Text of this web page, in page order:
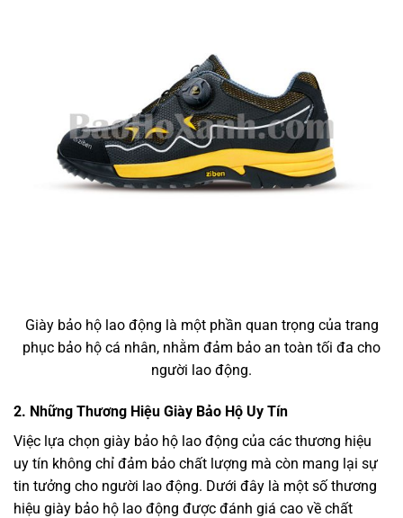
Giày bảo hộ lao động là một phần quan trọng của trang
phục bảo hộ cá nhân, nhằm đảm bảo an toàn tối đa cho
người lao động.
2. Những Thương Hiệu Giày Bảo Hộ Uy Tín
Việc lựa chọn giày bảo hộ lao động của các thương hiệu
uy tín không chỉ đảm bảo chất lượng mà còn mang lại sự
tin tưởng cho người lao động. Dưới đây là một số thương
hiệu giày bảo hộ lao động được đánh giá cao về chất